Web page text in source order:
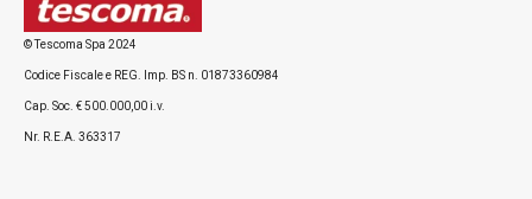
© Tescoma Spa 2024
Codice Fiscale e REG. Imp. BS n. 01873360984
Cap. Soc. € 500.000,00 i.v.
Nr. R.E.A. 363317